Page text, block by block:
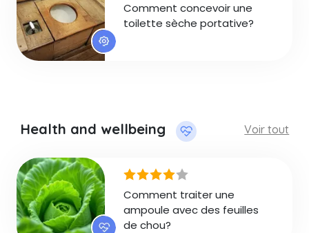
Health and wellbeing Voir tout
Comment traiter une
ampoule avec des feuilles
de chou?
Comment concevoir une
toilette sèche portative?